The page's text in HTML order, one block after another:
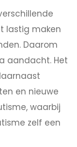
lastig maken
Daarom
aandacht. Het
en nieuwe
waarbij
zelf een